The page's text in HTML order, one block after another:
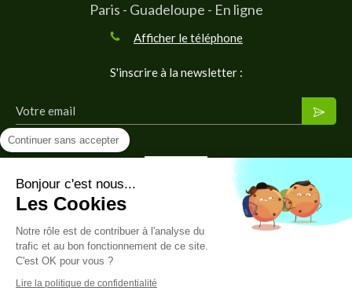
Paris - Guadeloupe - En ligne
Afficher le téléphone
S'inscrire à la newsletter :
Votre email
© 2026 Nam Prem Kyoga · une branche de Wahé Création
Plan du site
Continuer sans accepter
Bonjour c'est nous...
Les Cookies
Notre rôle est de contribuer à l'analyse du
trafic et au bon fonctionnement de ce site.
C'est OK pour vous ?
Lire la politique de confidentialité